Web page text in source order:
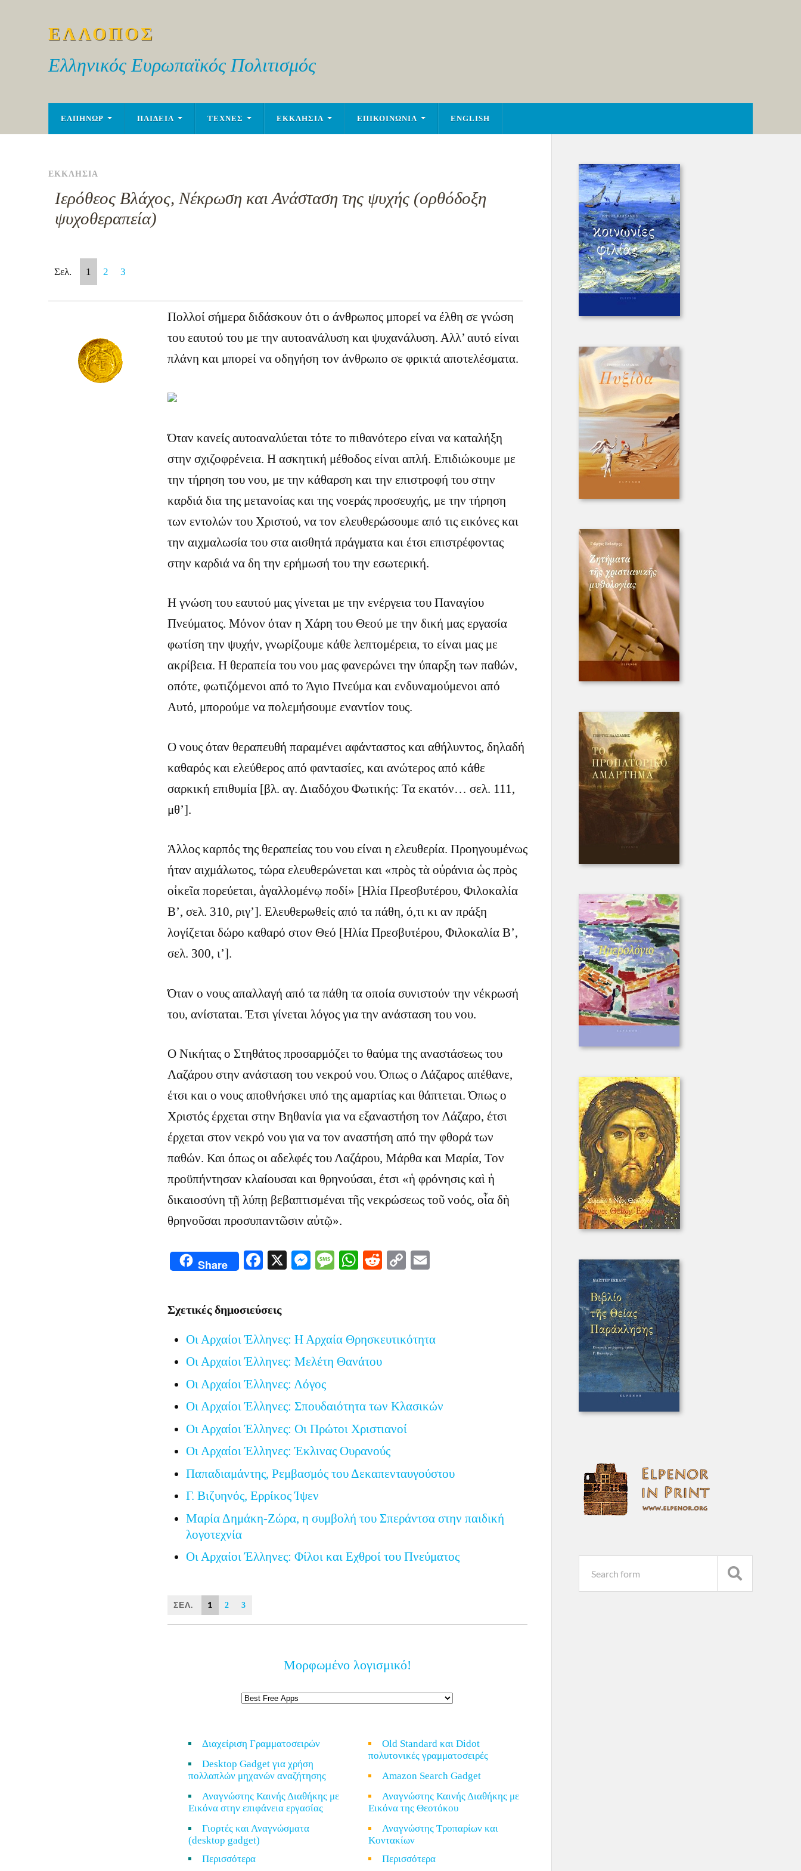
ΕΛΛΟΠΟΣ
Ελληνικός Ευρωπαϊκός Πολιτισμός
ΕΛΠΗΝΩΡ ΠΑΙΔΕΙΑ ΤΕΧΝΕΣ ΕΚΚΛΗΣΙΑ ΕΠΙΚΟΙΝΩΝΙΑ ENGLISH
ΕΚΚΛΗΣΙΑ
Ιερόθεος Βλάχος, Νέκρωση και Ανάσταση της ψυχής (ορθόδοξη
ψυχοθεραπεία)
Σελ. 1 2 3
Πολλοί σήμερα διδάσκουν ότι ο άνθρωπος μπορεί να έλθη σε γνώση
του εαυτού του με την αυτοανάλυση και ψυχανάλυση. Αλλ’ αυτό είναι
πλάνη και μπορεί να οδηγήση τον άνθρωπο σε φρικτά αποτελέσματα.
Όταν κανείς αυτοαναλύεται τότε το πιθανότερο είναι να καταλήξη
στην σχιζοφρένεια. Η ασκητική μέθοδος είναι απλή. Επιδιώκουμε με
την τήρηση του νου, με την κάθαρση και την επιστροφή του στην
καρδιά δια της μετανοίας και της νοεράς προσευχής, με την τήρηση
των εντολών του Χριστού, να τον ελευθερώσουμε από τις εικόνες και
την αιχμαλωσία του στα αισθητά πράγματα και έτσι επιστρέφοντας
στην καρδιά να δη την ερήμωσή του την εσωτερική.
Η γνώση του εαυτού μας γίνεται με την ενέργεια του Παναγίου
Πνεύματος. Μόνον όταν η Χάρη του Θεού με την δική μας εργασία
φωτίση την ψυχήν, γνωρίζουμε κάθε λεπτομέρεια, το είναι μας με
ακρίβεια. Η θεραπεία του νου μας φανερώνει την ύπαρξη των παθών,
οπότε, φωτιζόμενοι από το Άγιο Πνεύμα και ενδυναμούμενοι από
Αυτό, μπορούμε να πολεμήσουμε εναντίον τους.
Ο νους όταν θεραπευθή παραμένει αφάνταστος και αθήλυντος, δηλαδή
καθαρός και ελεύθερος από φαντασίες, και ανώτερος από κάθε
σαρκική επιθυμία [βλ. αγ. Διαδόχου Φωτικής: Τα εκατόν… σελ. 111,
μθ’].
Άλλος καρπός της θεραπείας του νου είναι η ελευθερία. Προηγουμένως
ήταν αιχμάλωτος, τώρα ελευθερώνεται και «πρὸς τὰ οὐράνια ὡς πρὸς
οἰκεῖα πορεύεται, ἁγαλλομένῳ ποδί» [Ηλία Πρεσβυτέρου, Φιλοκαλία
Β’, σελ. 310, ριγ’]. Ελευθερωθείς από τα πάθη, ό,τι κι αν πράξη
λογίζεται δώρο καθαρό στον Θεό [Ηλία Πρεσβυτέρου, Φιλοκαλία Β’,
σελ. 300, ι’].
Όταν ο νους απαλλαγή από τα πάθη τα οποία συνιστούν την νέκρωσή
του, ανίσταται. Έτσι γίνεται λόγος για την ανάσταση του νου.
Ο Νικήτας ο Στηθάτος προσαρμόζει το θαύμα της αναστάσεως του
Λαζάρου στην ανάσταση του νεκρού νου. Όπως ο Λάζαρος απέθανε,
έτσι και ο νους αποθνήσκει υπό της αμαρτίας και θάπτεται. Όπως ο
Χριστός έρχεται στην Βηθανία για να εξαναστήση τον Λάζαρο, έτσι
έρχεται στον νεκρό νου για να τον αναστήση από την φθορά των
παθών. Και όπως οι αδελφές του Λαζάρου, Μάρθα και Μαρία, Τον
προϋπήντησαν κλαίουσαι και θρηνούσαι, έτσι «ἡ φρόνησις καὶ ἡ
δικαιοσύνη τῇ λύπῃ βεβαπτισμέναι τῆς νεκρώσεως τοῦ νοός, οἷα δὴ
θρηνοῦσαι προσυπαντῶσιν αὐτῷ».
Share Facebook
X Messenger
Message
WhatsApp
Reddit
CopyEmail
Σχετικές δημοσιεύσεις
Οι Αρχαίοι Έλληνες: Η Αρχαία Θρησκευτικότητα
Οι Αρχαίοι Έλληνες: Μελέτη Θανάτου
Οι Αρχαίοι Έλληνες: Λόγος
Οι Αρχαίοι Έλληνες: Σπουδαιότητα των Κλασικών
Οι Αρχαίοι Έλληνες: Οι Πρώτοι Χριστιανοί
Οι Αρχαίοι Έλληνες: Έκλινας Ουρανούς
Παπαδιαμάντης, Ρεμβασμός του Δεκαπενταυγούστου
Γ. Βιζυηνός, Ερρίκος Ίψεν
Μαρία Δημάκη-Ζώρα, η συμβολή του Σπεράντσα στην παιδική
λογοτεχνία
Οι Αρχαίοι Έλληνες: Φίλοι και Εχθροί του Πνεύματος
ΣΕΛ. 1 2 3
Μορφωμένο λογισμικό!
Διαχείριση Γραμματοσειρών
Desktop Gadget για χρήση
πολλαπλών μηχανών αναζήτησης
Αναγνώστης Καινής Διαθήκης με
Εικόνα στην επιφάνεια εργασίας
Γιορτές και Αναγνώσματα
(desktop gadget)
Περισσότερα
Old Standard και Didot
πολυτονικές γραμματοσειρές
Amazon Search Gadget
Αναγνώστης Καινής Διαθήκης με
Εικόνα της Θεοτόκου
Αναγνώστης Τροπαρίων και
Κοντακίων
Περισσότερα